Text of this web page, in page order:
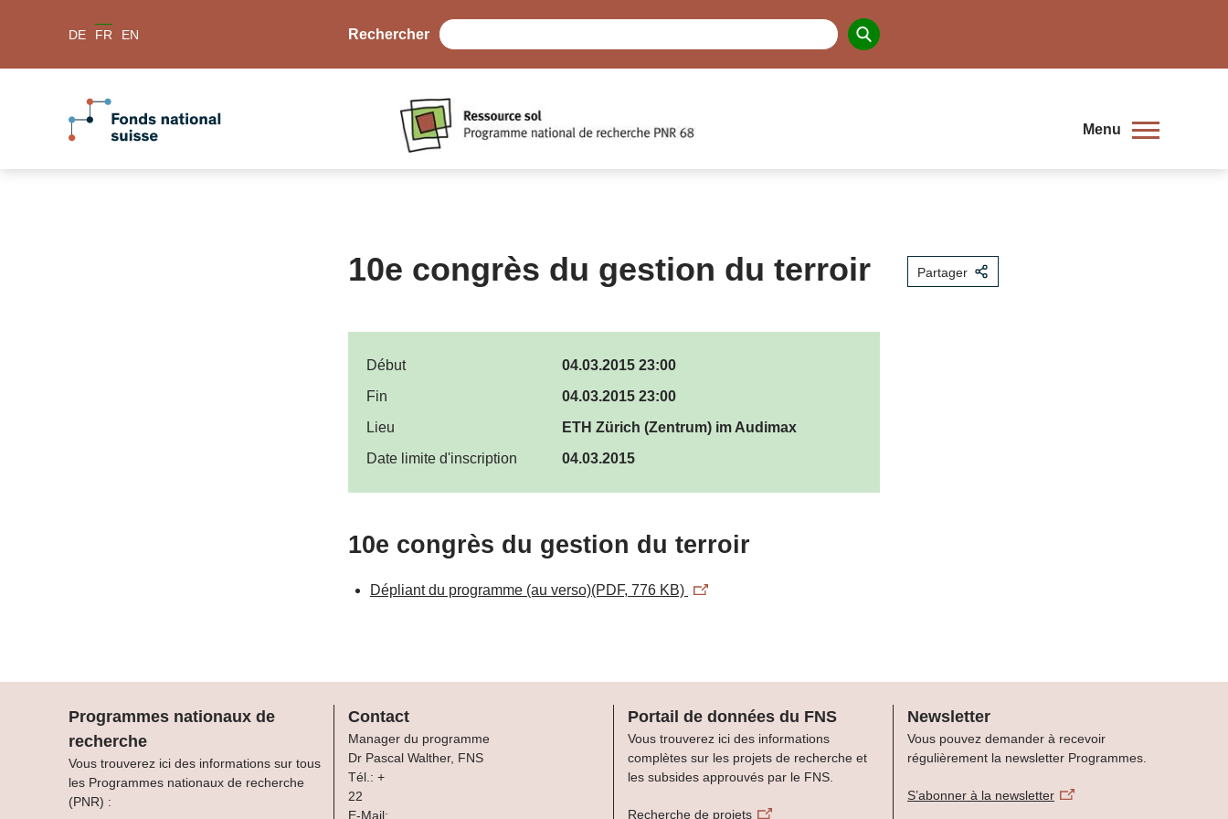
DE FR EN Rechercher
Menu
10e congrès du gestion du terroir
Début
04.03.2015 23:00
Fin
04.03.2015 23:00
Lieu
ETH Zürich (Zentrum) im Audimax
Date limite d'inscription
04.03.2015
10e congrès du gestion du terroir
Dépliant du programme (au verso)(PDF, 776 KB)
Partager
Programmes nationaux de
recherche
Vous trouverez ici des informations sur tous
les Programmes nationaux de recherche
(PNR) :
Contact
Manager du programme
Dr Pascal Walther, FNS
Tél.: +
22
E-Mail:
Portail de données du FNS
Vous trouverez ici des informations
complètes sur les projets de recherche et
les subsides approuvés par le FNS.
Recherche de projets
Newsletter
Vous pouvez demander à recevoir
régulièrement la newsletter Programmes.
S’abonner à la newsletter